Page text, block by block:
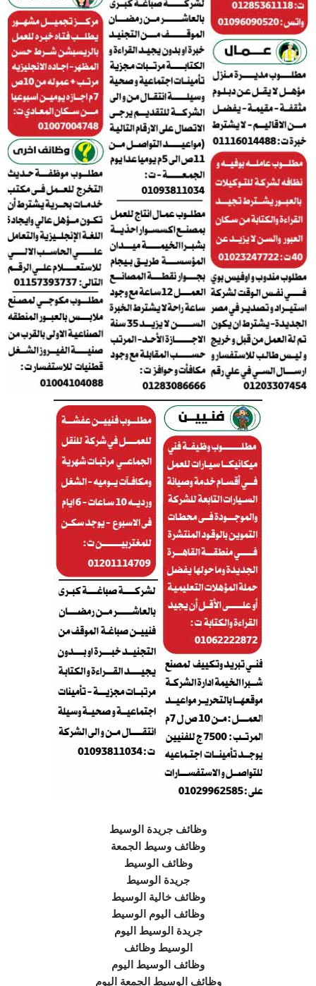
وظائف جريدة الوسيط
وظائف وسيط الجمعة
وظائف الوسيط
جريدة الوسيط
وظائف خالية الوسيط
وظائف اليوم الوسيط
جريدة الوسيط اليوم
الوسيط وظائف
وظائف الوسيط اليوم
وظائف الوسيط الجمعة اليوم